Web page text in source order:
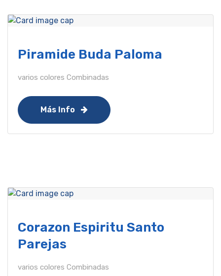
Piramide Buda Paloma
varios colores Combinadas
Más Info
Corazon Espiritu Santo
Parejas
varios colores Combinadas